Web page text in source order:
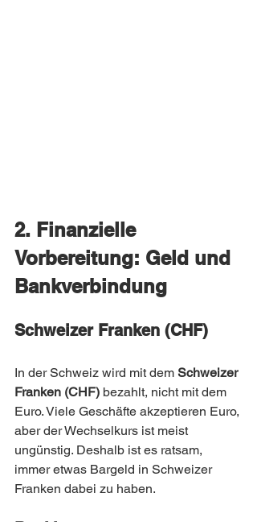
2. Finanzielle
Vorbereitung: Geld und
Bankverbindung
Schweizer Franken (CHF)
In der Schweiz wird mit dem Schweizer
Franken (CHF) bezahlt, nicht mit dem
Euro. Viele Geschäfte akzeptieren Euro,
aber der Wechselkurs ist meist
ungünstig. Deshalb ist es ratsam,
immer etwas Bargeld in Schweizer
Franken dabei zu haben.